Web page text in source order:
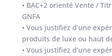
• BAC+2 orienté Vente /
GNFA
• Vous justifiez d’une
produits de luxe ou haut
• Vous justifiez d’une